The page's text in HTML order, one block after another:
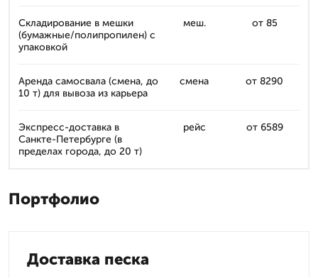
Складирование в мешки
(бумажные/полипропилен) с
упаковкой
меш. от 85
Аренда самосвала (смена, до
10 т) для вывоза из карьера
смена от 8290
Экспресс-доставка в
Санкте-Петербурге (в
пределах города, до 20 т)
рейс от 6589
Портфолио
Доставка песка